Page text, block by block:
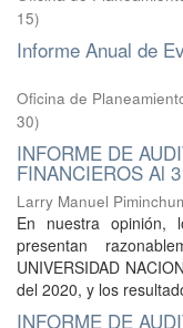
15)
Informe Anual de
Oficina de
30)
INFORME DE
FINANCIEROS Al
Larry Manuel
En nuestra opinión,
presentan
UNIVERSIDAD
del 2020, y los
INFORME DE